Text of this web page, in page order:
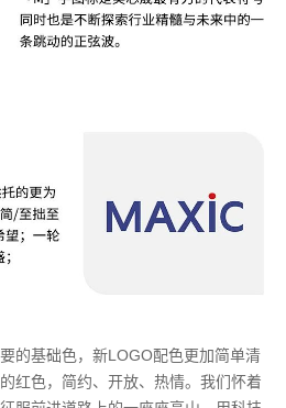
的基础色，新LOGO配色更加简单清
红色，简约、开放、热情。我们怀着